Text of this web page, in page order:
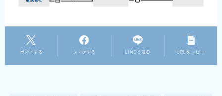
ポストする シェアする LINEで送る URLをコピー